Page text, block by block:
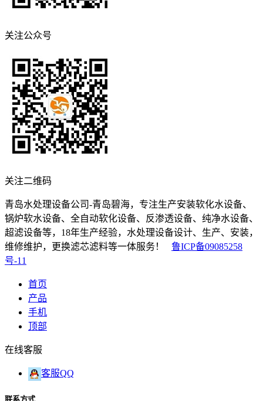
关注公众号
关注二维码
青岛水处理设备公司-青岛碧海，专注生产安装软化水设备、
锅炉软水设备、全自动软化设备、反渗透设备、纯净水设备、
超滤设备等，18年生产经验，水处理设备设计、生产、安装，
维修维护，更换滤芯滤料等一体服务！ 鲁ICP备09085258
号-11
首页
产品
手机
顶部
在线客服
客服QQ